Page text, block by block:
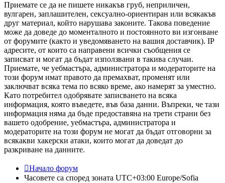
Приемате се да не пишете никакъв груб, неприличен,
вулгарен, заплашителен, сексуално-ориентиран или всякакъв
друг материал, който нарушава законите. Такова поведение
може да доведе до моменталното и постоянното ви изгонване
от форумите (както и уведомяването на вашия доставчик). IP
адресите, от които са направени всички съобщения се
записват и могат да бъдат използвани в такива случаи.
Приемате, че уебмастъра, администратора и модераторите на
този форум имат правото да премахват, променят или
заключват всяка тема по всяко време, ако намерят за уместно.
Като потребител одобрявате записването на всяка
информация, която въведете, във база данни. Въпреки, че тази
информация няма да бъде предоставяна на трети страни без
вашето одобрение, уебмастъра, администратора и
модераторите на този форум не могат да бъдат отговорни за
всякакви хакерски атаки, които могат да доведат до
разкриване на данните.
Начало форум
Часовете са според зоната UTC+03:00 Europe/Sofia